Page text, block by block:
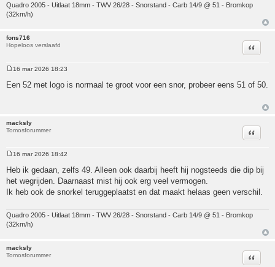
Quadro 2005 - Uitlaat 18mm - TWV 26/28 - Snorstand - Carb 14/9 @ 51 - Bromkop
(32km/h)
fons716
Hopeloos verslaafd
Citeer
16 mar 2026 18:23
Een 52 met logo is normaal te groot voor een snor, probeer eens 51 of 50.
macksly
Tomosforummer
Citeer
16 mar 2026 18:42
Heb ik gedaan, zelfs 49. Alleen ook daarbij heeft hij nogsteeds die dip bij
het wegrijden. Daarnaast mist hij ook erg veel vermogen.
Ik heb ook de snorkel teruggeplaatst en dat maakt helaas geen verschil.
Quadro 2005 - Uitlaat 18mm - TWV 26/28 - Snorstand - Carb 14/9 @ 51 - Bromkop
(32km/h)
macksly
Tomosforummer
Citeer